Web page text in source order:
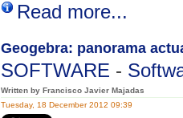
Read more...
Geogebra: panorama
SOFTWARE -
Written by Francisco Javier Majadas
Tuesday, 18 December 2012 09:39